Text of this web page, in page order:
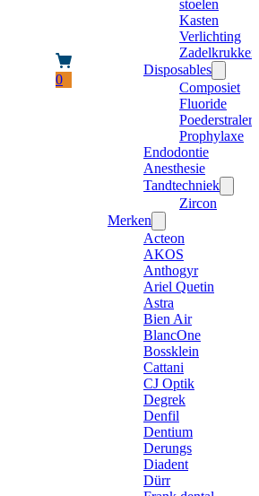
0
stoelen
Kasten
Verlichting
Zadelkrukken
Disposables
Composiet
Fluoride
Poederstraler
Prophylaxe
Endodontie
Anesthesie
Tandtechniek
Zircon
Merken
Acteon
AKOS
Anthogyr
Ariel Quetin
Astra
Bien Air
BlancOne
Bossklein
Cattani
CJ Optik
Degrek
Denfil
Dentium
Derungs
Diadent
Dürr